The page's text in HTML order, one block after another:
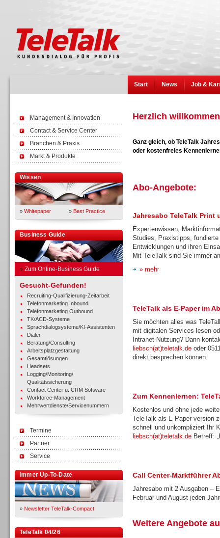
Start News Job &
Management & Innovation
Contact & Service Center
Branchen & Praxis
Markt & Produkte
Wissen
» Whitepaper » Best Practice
Business Guide
» Zum Online-Business Guide
Gesucht-Gefunden!
Recruiting-Qualifizierung-Zeitarbeit
Telefonmarketing Inbound
Telefonmarketing Outbound
TK/ACD-Systeme
Sprachdialogsysteme/KI-Assistenten
Dialer
Beratung/Consulting
Arbeitsplatzgestaltung
Gesamtlösungen
Headsets
Logging/Monitoring/
Qualitätssicherung
Contact Center u. CRM Software
Workforce-Management
Mehrwertdienste/Servicenummern
Termine
Partner
Service
Immer Up-To-Date
» Newsletter TeleTalk-Compact
TeleTalk 04/26
Herzlich
Ganz gleich, ob TeleTalk
oder kostenfreies
Abo-Angebote:
Jahresabo TeleTalk Print
Expertenwissen,
Studies, Praxistipps,
Entwicklungen und ihren
Mit TeleTalk sind Sie immer
» mehr
TeleTalk als E-Paper im
Sie möchten alles was
mit digitalen Services lesen
Intranet-Nutzung? Dann
liebsch(at)teletalk.de oder
direkt besprechen können.
Zum Kennenlernen:
Kostenlos und ohne jede
TeleTalk als E-Paper-version
schnell und unkompliziert Ihr
liebsch(at)teletalk.de Betreff:
Call Center-Marktführer
Jahresabo mit 2 Ausgaben –
Februar und August jeden
Weitere Angebote